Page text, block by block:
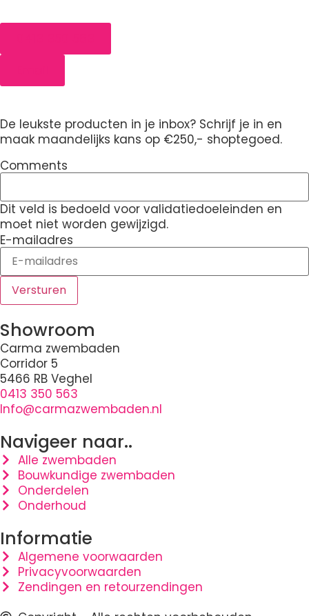
De leukste producten in je inbox? Schrijf je in en
maak maandelijks kans op €250,- shoptegoed.
Comments
Dit veld is bedoeld voor validatiedoeleinden en
moet niet worden gewijzigd.
E-mailadres
Showroom
Carma zwembaden
Corridor 5
5466 RB Veghel
0413 350 563
Info@carmazwembaden.nl
Navigeer naar..
Alle zwembaden
Bouwkundige zwembaden
Onderdelen
Onderhoud
Informatie
Algemene voorwaarden
Privacyvoorwaarden
Zendingen en retourzendingen